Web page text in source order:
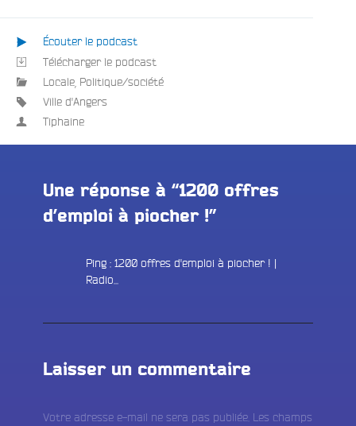
Écouter le podcast
Télécharger le podcast
Locale Politique/société
Ville d'Angers
Tiphaine
Une réponse à “1200 offres
d’emploi à piocher !”
Ping : 1200 offres d'emploi à piocher ! |
Radio...
Laisser un commentaire
Votre adresse e-mail ne sera pas publiée. Les champs